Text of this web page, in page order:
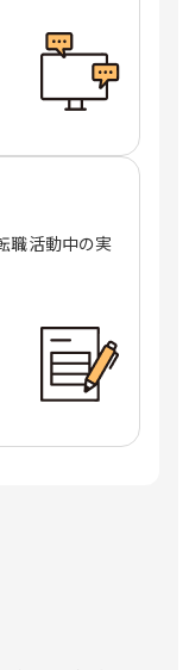
職活動中の実